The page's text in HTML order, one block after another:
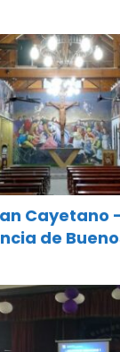
Cayetano
de